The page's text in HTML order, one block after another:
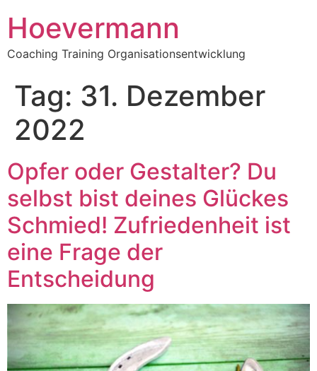
Hoevermann
Coaching Training Organisationsentwicklung
Tag: 31. Dezember
2022
Opfer oder Gestalter? Du
selbst bist deines Glückes
Schmied! Zufriedenheit ist
eine Frage der
Entscheidung